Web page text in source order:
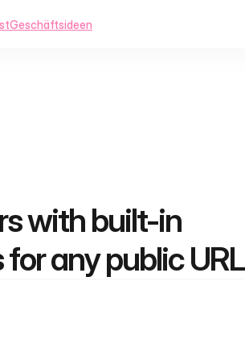
Geschäftsideen
with built-in
any public URL